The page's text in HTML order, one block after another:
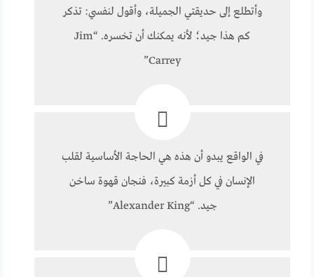
وأتطلع إلى حديقتي الجميلة، وأقول لنفسي: تذكر
كم هذا جيد؛ لأنه يمكنك أن تخسره. “Jim
Carrey”
في الواقع يبدو أن هذه هي الحاجة الأساسية لقلب
الإنسان في كل أزمة كبيرة، فنجان قهوة ساخن
جيد. “Alexander King”